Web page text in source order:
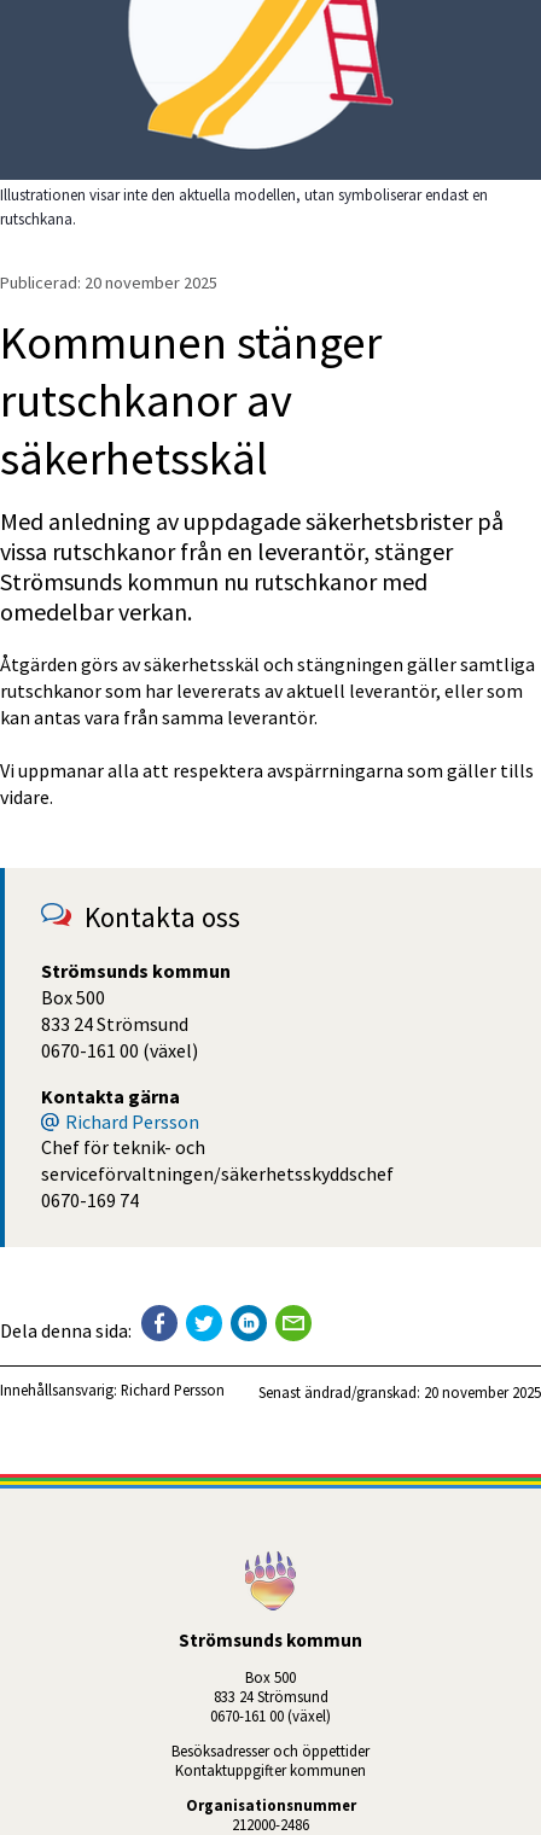
Illustrationen visar inte den aktuella modellen, utan symboliserar endast en
rutschkana.
Publicerad: 20 november 2025
Kommunen stänger
rutschkanor av
säkerhetsskäl
Med anledning av uppdagade säkerhetsbrister på
vissa rutschkanor från en leverantör, stänger
Strömsunds kommun nu rutschkanor med
omedelbar verkan.
Åtgärden görs av säkerhetsskäl och stängningen gäller samtliga
rutschkanor som har levererats av aktuell leverantör, eller som
kan antas vara från samma leverantör.
Vi uppmanar alla att respektera avspärrningarna som gäller tills
vidare.
Kontakta oss
Strömsunds kommun
Box 500
833 24 Strömsund
0670-161 00 (växel)
Kontakta gärna
Richard Persson
Chef för teknik- och
serviceförvaltningen/säkerhetsskyddschef
0670-169 74
Dela denna sida:
Innehållsansvarig: Richard Persson Senast ändrad/granskad: 20 november 2025
Strömsunds kommun
Box 500
833 24 Strömsund
0670-161 00 (växel)
Besöksadresser och öppettider
Kontaktuppgifter kommunen
Organisationsnummer
212000-2486